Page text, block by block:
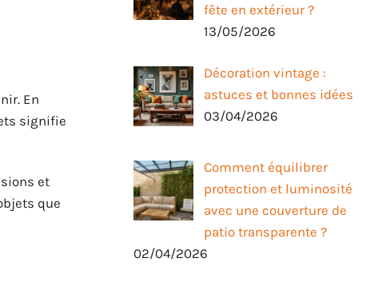
En
signifie
et
que
fête en extérieur ?
13/05/2026
Décoration vintage :
astuces et bonnes idées
03/04/2026
Comment équilibrer
protection et luminosité
avec une couverture de
patio transparente ?
02/04/2026